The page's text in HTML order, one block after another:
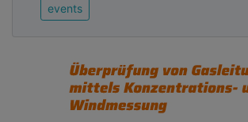
events